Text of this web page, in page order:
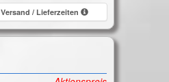
Versand / Lieferzeiten